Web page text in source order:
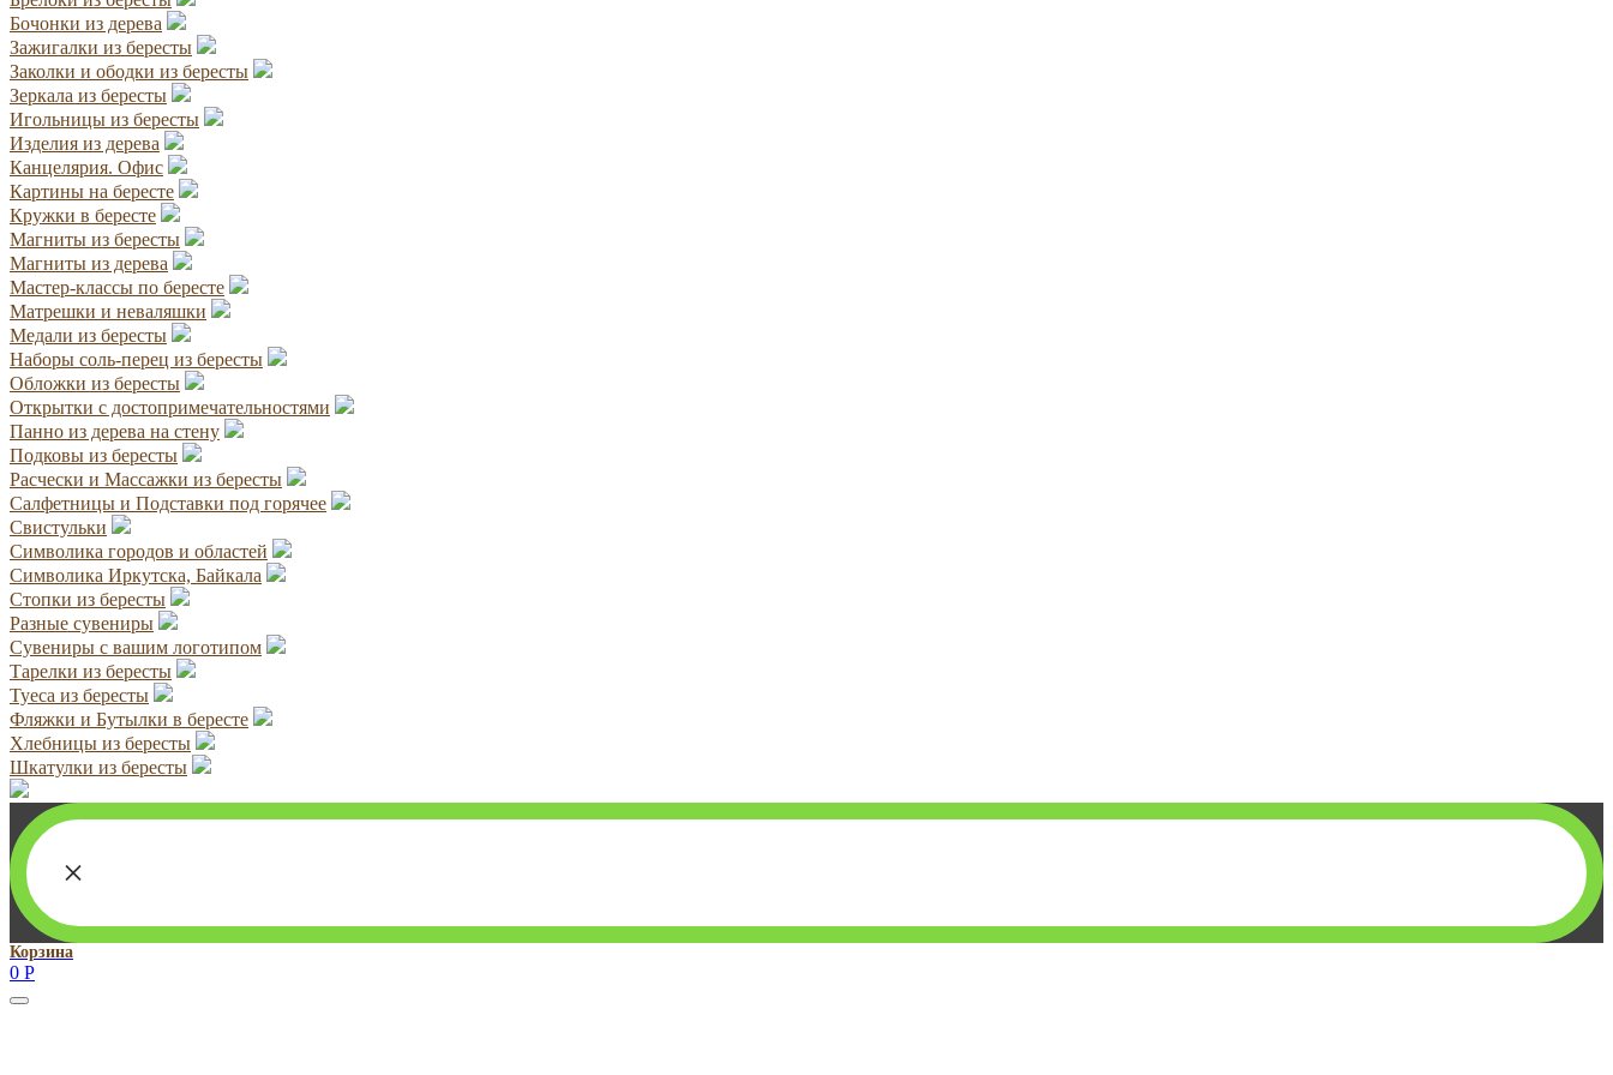
Бочонки из дерева
Зажигалки из бересты
Заколки и ободки из бересты
Зеркала из бересты
Игольницы из бересты
Изделия из дерева
Канцелярия. Офис
Картины на бересте
Кружки в бересте
Магниты из бересты
Магниты из дерева
Мастер-классы по бересте
Матрешки и неваляшки
Медали из бересты
Наборы соль-перец из бересты
Обложки из бересты
Открытки с достопримечательностями
Панно из дерева на стену
Подковы из бересты
Расчески и Массажки из бересты
Салфетницы и Подставки под горячее
Свистульки
Символика городов и областей
Символика Иркутска, Байкала
Стопки из бересты
Разные сувениры
Сувениры с вашим логотипом
Тарелки из бересты
Туеса из бересты
Фляжки и Бутылки в бересте
Хлебницы из бересты
Шкатулки из бересты
×
Корзина
0 Р